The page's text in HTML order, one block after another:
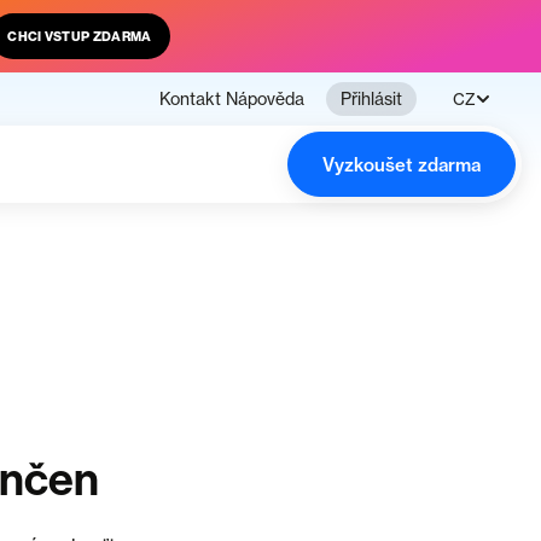
CHCI VSTUP ZDARMA
Kontakt Nápověda Přihlásit CZ
Vyzkoušet zdarma